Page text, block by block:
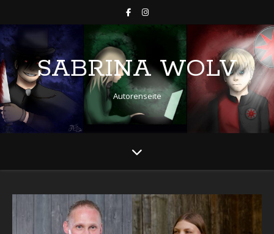
SABRINA WOLV
Autorenseite